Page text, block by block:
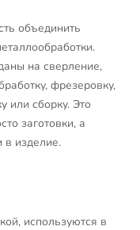
объединить
на сверление,
фрезеровку,
или сборку. Это
заготовки, а
в изделие.
используются в